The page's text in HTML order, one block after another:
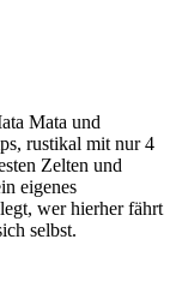
Mata und
rustikal mit nur 4
Zelten und
eigenes
wer hierher fährt
selbst.